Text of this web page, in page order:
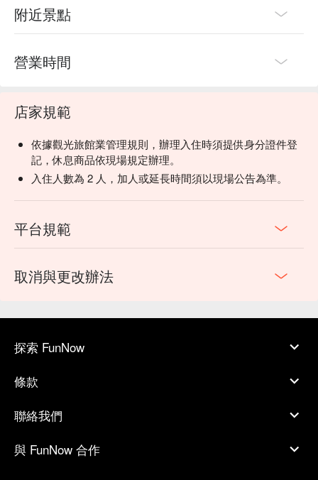
附近景點
營業時間
店家規範
依據觀光旅館業管理規則，辦理入住時須提供身分證件登
記，休息商品依現場規定辦理。
入住人數為 2 人，加人或延長時間須以現場公告為準。
平台規範
取消與更改辦法
探索 FunNow
條款
聯絡我們
與 FunNow 合作